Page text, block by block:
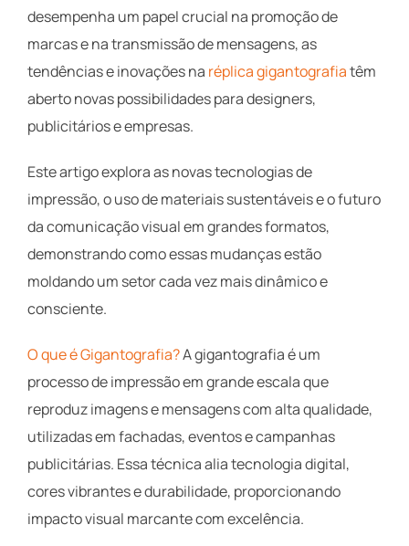
desempenha um papel crucial na promoção de
marcas e na transmissão de mensagens, as
tendências e inovações na réplica gigantografiatêm
aberto novas possibilidades para designers,
publicitários e empresas.
Este artigo explora as novas tecnologias de
impressão, o uso de materiais sustentáveis e o futuro
da comunicação visual em grandes formatos,
demonstrando como essas mudanças estão
moldando um setor cada vez mais dinâmico e
consciente.
O que é Gigantografia?A gigantografia é um
processo de impressão em grande escala que
reproduz imagens e mensagens com alta qualidade,
utilizadas em fachadas, eventos e campanhas
publicitárias. Essa técnica alia tecnologia digital,
cores vibrantes e durabilidade, proporcionando
impacto visual marcante com excelência.